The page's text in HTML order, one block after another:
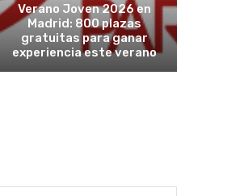
Verano Joven 2026 en
Madrid: 800 plazas
gratuitas para ganar
experiencia este verano